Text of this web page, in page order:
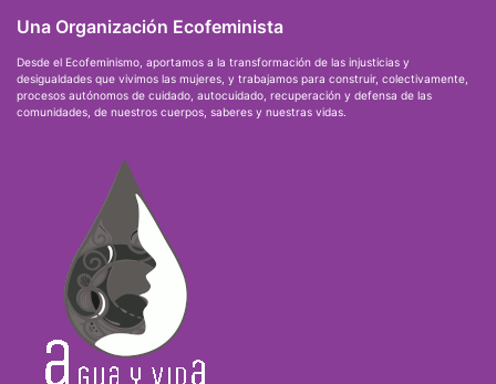
Una Organización Ecofeminista
Desde el Ecofeminismo, aportamos a la transformación de las injusticias y
desigualdades que vivimos las mujeres, y trabajamos para construir, colectivamente,
procesos autónomos de cuidado, autocuidado, recuperación y defensa de las
comunidades, de nuestros cuerpos, saberes y nuestras vidas.